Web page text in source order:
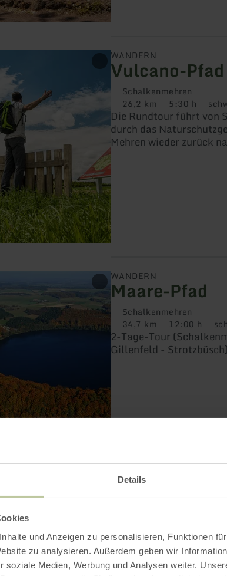
Details
und Anzeigen zu personalisieren, Funktionen
zu analysieren. Außerdem geben wir
soziale Medien, Werbung und Analysen weiter.
WANDERN
Vulcano-Pfad
Schalkenmehren
Distanz:
26,2 km Dauer:
5:30 h
Die Rundtour führt von
durch das
Mehren wieder zurück
WANDERN
Maare-Pfad
Schalkenmehren
Distanz:
34,7 km Dauer:
12:00 h
2-Tage-Tour
Gillenfeld - Strotzbüsch)
Grafschaft-
Distanz:
14,2 km Dauer:
5:00 h
Rundtour durch das